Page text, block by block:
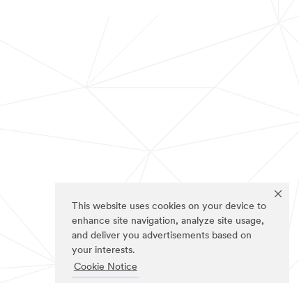
This website uses cookies on your device to
enhance site navigation, analyze site usage,
and deliver you advertisements based on
your interests.
Cookie Notice